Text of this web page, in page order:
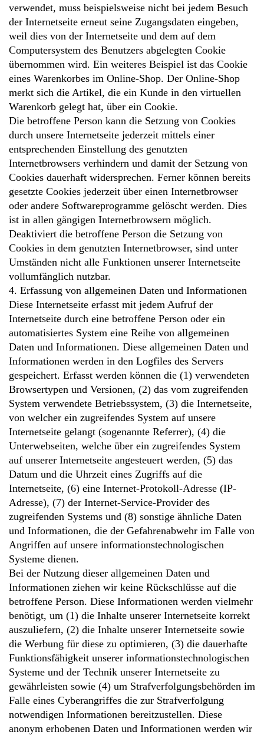
verwendet, muss beispielsweise nicht bei jedem Besuch
der Internetseite erneut seine Zugangsdaten eingeben,
weil dies von der Internetseite und dem auf dem
Computersystem des Benutzers abgelegten Cookie
übernommen wird. Ein weiteres Beispiel ist das Cookie
eines Warenkorbes im Online-Shop. Der Online-Shop
merkt sich die Artikel, die ein Kunde in den virtuellen
Warenkorb gelegt hat, über ein Cookie.
Die betroffene Person kann die Setzung von Cookies
durch unsere Internetseite jederzeit mittels einer
entsprechenden Einstellung des genutzten
Internetbrowsers verhindern und damit der Setzung von
Cookies dauerhaft widersprechen. Ferner können bereits
gesetzte Cookies jederzeit über einen Internetbrowser
oder andere Softwareprogramme gelöscht werden. Dies
ist in allen gängigen Internetbrowsern möglich.
Deaktiviert die betroffene Person die Setzung von
Cookies in dem genutzten Internetbrowser, sind unter
Umständen nicht alle Funktionen unserer Internetseite
vollumfänglich nutzbar.
4. Erfassung von allgemeinen Daten und Informationen
Diese Internetseite erfasst mit jedem Aufruf der
Internetseite durch eine betroffene Person oder ein
automatisiertes System eine Reihe von allgemeinen
Daten und Informationen. Diese allgemeinen Daten und
Informationen werden in den Logfiles des Servers
gespeichert. Erfasst werden können die (1) verwendeten
Browsertypen und Versionen, (2) das vom zugreifenden
System verwendete Betriebssystem, (3) die Internetseite,
von welcher ein zugreifendes System auf unsere
Internetseite gelangt (sogenannte Referrer), (4) die
Unterwebseiten, welche über ein zugreifendes System
auf unserer Internetseite angesteuert werden, (5) das
Datum und die Uhrzeit eines Zugriffs auf die
Internetseite, (6) eine Internet-Protokoll-Adresse (IP-
Adresse), (7) der Internet-Service-Provider des
zugreifenden Systems und (8) sonstige ähnliche Daten
und Informationen, die der Gefahrenabwehr im Falle von
Angriffen auf unsere informationstechnologischen
Systeme dienen.
Bei der Nutzung dieser allgemeinen Daten und
Informationen ziehen wir keine Rückschlüsse auf die
betroffene Person. Diese Informationen werden vielmehr
benötigt, um (1) die Inhalte unserer Internetseite korrekt
auszuliefern, (2) die Inhalte unserer Internetseite sowie
die Werbung für diese zu optimieren, (3) die dauerhafte
Funktionsfähigkeit unserer informationstechnologischen
Systeme und der Technik unserer Internetseite zu
gewährleisten sowie (4) um Strafverfolgungsbehörden im
Falle eines Cyberangriffes die zur Strafverfolgung
notwendigen Informationen bereitzustellen. Diese
anonym erhobenen Daten und Informationen werden wir